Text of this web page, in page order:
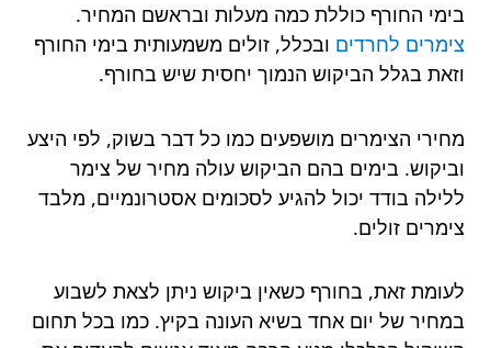
בימי החורף כוללת כמה מעלות ובראשם המחיר.
צימרים לחרדים ובכלל, זולים משמעותית בימי החורף
וזאת בגלל הביקוש הנמוך יחסית שיש בחורף.
מחירי הצימרים מושפעים כמו כל דבר בשוק, לפי היצע
וביקוש. בימים בהם הביקוש עולה מחיר של צימר
ללילה בודד יכול להגיע לסכומים אסטרונמיים, מלבד
צימרים זולים.
לעומת זאת, בחורף כשאין ביקוש ניתן לצאת לשבוע
במחיר של יום אחד בשיא העונה בקיץ. כמו בכל תחום